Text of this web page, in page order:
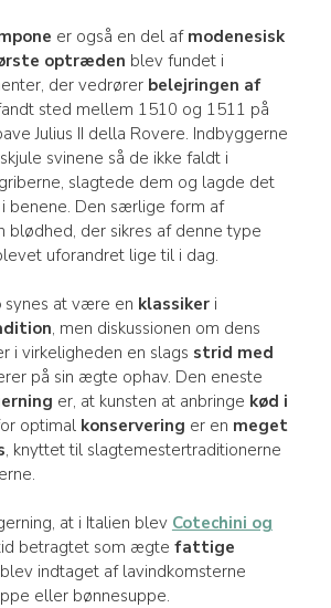
er også en del af modenesisk
optræden blev fundet i
der vedrører belejringen af
sted mellem 1510 og 1511 på
Julius II della Rovere. Indbyggerne
svinene så de ikke faldt i
slagtede dem og lagde det
benene. Den særlige form af
blødhed, der sikres af denne type
uforandret lige til i dag.
synes at være en klassikeri
, men diskussionen om dens
i virkeligheden en slags strid med
på sin ægte ophav. Den eneste
er, at kunsten at anbringe kød i
optimal konservering er en meget
, knyttet til slagtemestertraditionerne
at i Italien blev Cotechini og
betragtet som ægte fattige
indtaget af lavindkomsterne
eller bønnesuppe.